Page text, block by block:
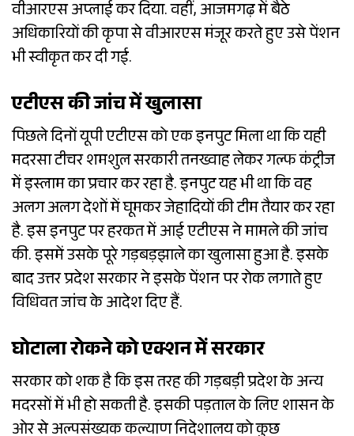
वीआरएस अप्लाई कर दिया. वहीं, आजमगढ़ में बैठे
अधिकारियों की कृपा से वीआरएस मंजूर करते हुए उसे पेंशन
भी स्वीकृत कर दी गई.
एटीएस की जांच में खुलासा
पिछले दिनों यूपी एटीएस को एक इनपुट मिला था कि यही
मदरसा टीचर शमशुल सरकारी तनख्वाह लेकर गल्फ कंट्रीज
में इस्लाम का प्रचार कर रहा है. इनपुट यह भी था कि वह
अलग अलग देशों में घूमकर जेहादियों की टीम तैयार कर रहा
है. इस इनपुट पर हरकत में आई एटीएस ने मामले की जांच
की. इसमें उसके पूरे गड़बड़झाले का खुलासा हुआ है. इसके
बाद उत्तर प्रदेश सरकार ने इसके पेंशन पर रोक लगाते हुए
विधिवत जांच के आदेश दिए हैं.
घोटाला रोकने को एक्शन में सरकार
सरकार को शक है कि इस तरह की गड़बड़ी प्रदेश के अन्य
मदरसों में भी हो सकती है. इसकी पड़ताल के लिए शासन के